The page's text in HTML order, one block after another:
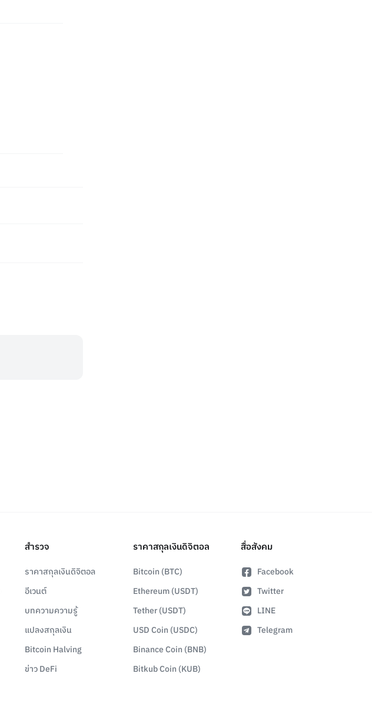
สำรวจ
ราคาสกุลเงินดิจิตอล
อีเวนต์
บทความความรู้
แปลงสกุลเงิน
Bitcoin Halving
ข่าว DeFi
ราคาสกุลเงินดิจิตอล
Bitcoin (BTC)
Ethereum (USDT)
Tether (USDT)
USD Coin (USDC)
Binance Coin (BNB)
Bitkub Coin (KUB)
สื่อสังคม
Facebook
Twitter
LINE
Telegram